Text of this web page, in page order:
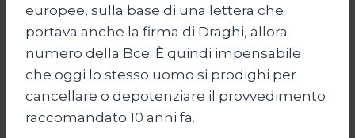
europee, sulla base di una lettera che
portava anche la firma di Draghi, allora
numero della Bce. È quindi impensabile
che oggi lo stesso uomo si prodighi per
cancellare o depotenziare il provvedimento
raccomandato 10 anni fa.